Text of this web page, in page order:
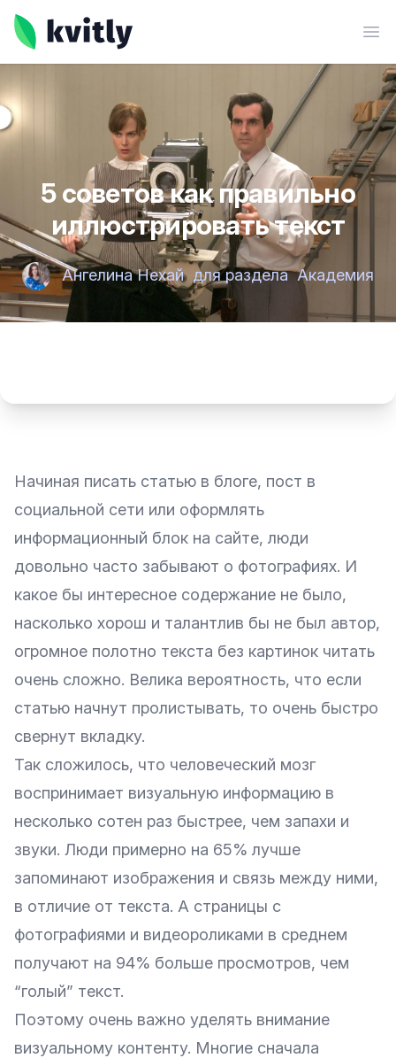
kvitly
5 советов как правильно
иллюстрировать текст
Ангелина Нехай для раздела Академия
Начиная писать статью в блоге, пост в
социальной сети или оформлять
информационный блок на сайте, люди
довольно часто забывают о фотографиях. И
какое бы интересное содержание не было,
насколько хорош и талантлив бы не был автор,
огромное полотно текста без картинок читать
очень сложно. Велика вероятность, что если
статью начнут пролистывать, то очень быстро
свернут вкладку.
Так сложилось, что человеческий мозг
воспринимает визуальную информацию в
несколько сотен раз быстрее, чем запахи и
звуки. Люди примерно на 65% лучше
запоминают изображения и связь между ними,
в отличие от текста. А страницы с
фотографиями и видеороликами в среднем
получают на 94% больше просмотров, чем
“голый” текст.
Поэтому очень важно уделять внимание
визуальному контенту. Многие сначала